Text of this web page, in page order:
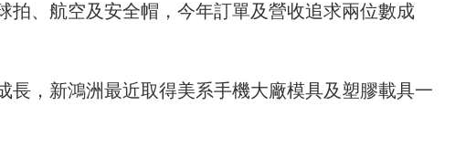
拍、航空及安全帽，今年訂單及營收追求兩位數成
長，新鴻洲最近取得美系手機大廠模具及塑膠載具一